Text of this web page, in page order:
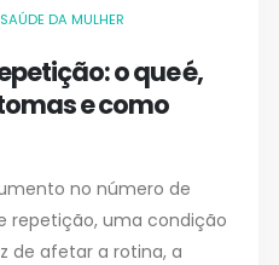
SAÚDE DA MULHER
o que é,
e como
no número de
repetição, uma condição
de afetar a rotina, a